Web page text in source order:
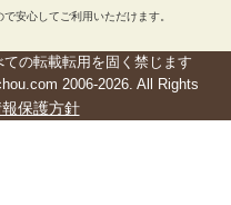
安心してご利用いただけます。
の転載転用を固く禁じます
2006-2026. All Rights
保護方針